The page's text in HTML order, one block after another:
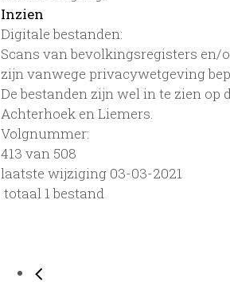
Inzien
Digitale bestanden:
Scans van bevolkingsregisters en/
zijn vanwege privacywetgeving
De bestanden zijn wel in te zien
Achterhoek en Liemers.
Volgnummer:
413 van 508
laatste wijziging 03-03-2021
totaal 1 bestand